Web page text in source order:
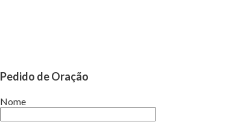
Pedido de Oração
Nome